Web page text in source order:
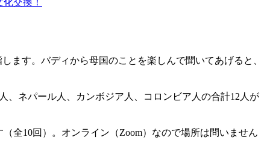
交換！
ます。バディから母国のことを楽しんで聞いてあげると、
、ネパール人、カンボジア人、コロンビア人の合計12人が
全10回）。オンライン（Zoom）なので場所は問いません